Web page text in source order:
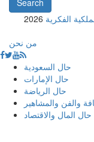
2026
من نحن
حال السعودية
حال الإمارات
حال الرياضة
والفن والمشاهير
حال المال والاقتصاد